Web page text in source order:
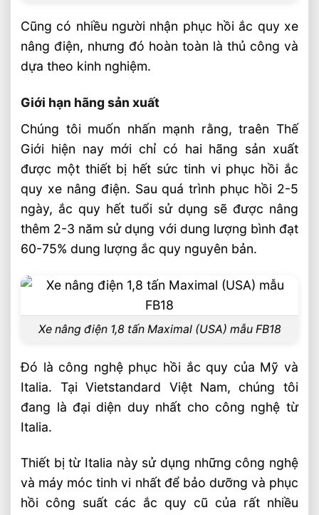
Cũng có nhiều người nhận phục hồi ắc quy xe
nâng điện, nhưng đó hoàn toàn là thủ công và
dựa theo kinh nghiệm.
Giới hạn hãng sản xuất
Chúng tôi muốn nhấn mạnh rằng, traên Thế
Giới hiện nay mới chỉ có hai hãng sản xuất
được một thiết bị hết sức tinh vi phục hồi ắc
quy xe nâng điện. Sau quá trình phục hồi 2-5
ngày, ắc quy hết tuổi sử dụng sẽ được nâng
thêm 2-3 năm sử dụng với dung lượng bình đạt
60-75% dung lượng ắc quy nguyên bản.
Xe nâng điện 1,8 tấn Maximal (USA) mẫu FB18
Đó là công nghệ phục hồi ắc quy của Mỹ và
Italia. Tại Vietstandard Việt Nam, chúng tôi
đang là đại diện duy nhất cho công nghệ từ
Italia.
Thiết bị từ Italia này sử dụng những công nghệ
và máy móc tinh vi nhất để bảo dưỡng và phục
hồi công suất các ắc quy cũ của rất nhiều